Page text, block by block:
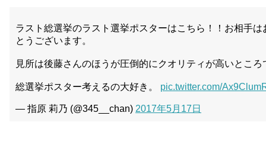
ラスト総選挙のラスト選挙ポスターはこちら！！お相手
とうございます。
見所は後藤さんのほうが圧倒的にクオリティが高いところ
総選挙ポスター考えるの大好き。 pic.twitter.com/
— 指原 莉乃 (@345__chan) 2017年5月17日